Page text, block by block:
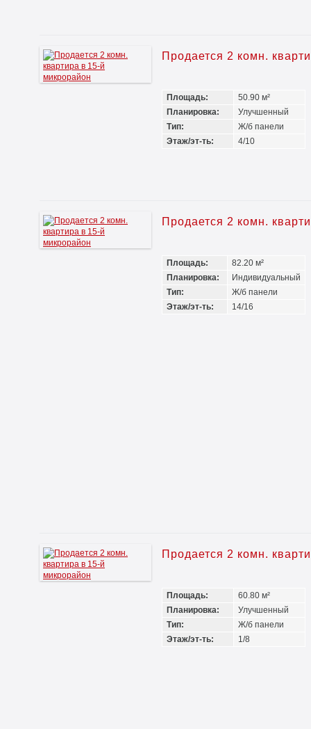
Продается 2 комн.
Площадь:
50.90 м²
Планировка:
Улучшенный
Тип:
Ж/б панели
Этаж/эт-ть:
4/10
Продается 2 комн.
Площадь:
82.20 м²
Планировка:
Индивидуальный
Тип:
Ж/б панели
Этаж/эт-ть:
14/16
Продается 2 комн.
Площадь:
60.80 м²
Планировка:
Улучшенный
Тип:
Ж/б панели
Этаж/эт-ть:
1/8